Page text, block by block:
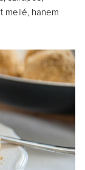
mellé, hanem